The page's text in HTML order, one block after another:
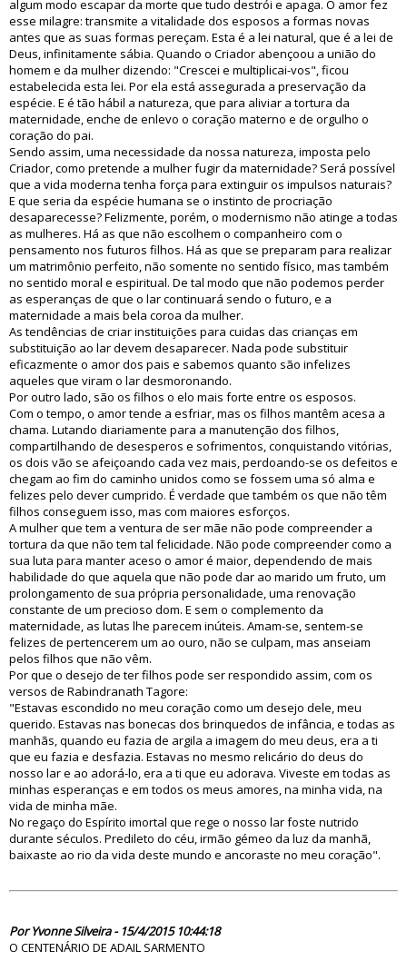
algum modo escapar da morte que tudo destrói e apaga. O amor fez
esse milagre: transmite a vitalidade dos esposos a formas novas
antes que as suas formas pereçam. Esta é a lei natural, que é a lei de
Deus, infinitamente sábia. Quando o Criador abençoou a união do
homem e da mulher dizendo: "Crescei e multiplicai-vos", ficou
estabelecida esta lei. Por ela está assegurada a preservação da
espécie. E é tão hábil a natureza, que para aliviar a tortura da
maternidade, enche de enlevo o coração materno e de orgulho o
coração do pai.
Sendo assim, uma necessidade da nossa natureza, imposta pelo
Criador, como pretende a mulher fugir da maternidade? Será possível
que a vida moderna tenha força para extinguir os impulsos naturais?
E que seria da espécie humana se o instinto de procriação
desaparecesse? Felizmente, porém, o modernismo não atinge a todas
as mulheres. Há as que não escolhem o companheiro com o
pensamento nos futuros filhos. Há as que se preparam para realizar
um matrimônio perfeito, não somente no sentido físico, mas também
no sentido moral e espiritual. De tal modo que não podemos perder
as esperanças de que o lar continuará sendo o futuro, e a
maternidade a mais bela coroa da mulher.
As tendências de criar instituições para cuidas das crianças em
substituição ao lar devem desaparecer. Nada pode substituir
eficazmente o amor dos pais e sabemos quanto são infelizes
aqueles que viram o lar desmoronando.
Por outro lado, são os filhos o elo mais forte entre os esposos.
Com o tempo, o amor tende a esfriar, mas os filhos mantêm acesa a
chama. Lutando diariamente para a manutenção dos filhos,
compartilhando de desesperos e sofrimentos, conquistando vitórias,
os dois vão se afeiçoando cada vez mais, perdoando-se os defeitos e
chegam ao fim do caminho unidos como se fossem uma só alma e
felizes pelo dever cumprido. É verdade que também os que não têm
filhos conseguem isso, mas com maiores esforços.
A mulher que tem a ventura de ser mãe não pode compreender a
tortura da que não tem tal felicidade. Não pode compreender como a
sua luta para manter aceso o amor é maior, dependendo de mais
habilidade do que aquela que não pode dar ao marido um fruto, um
prolongamento de sua própria personalidade, uma renovação
constante de um precioso dom. E sem o complemento da
maternidade, as lutas lhe parecem inúteis. Amam-se, sentem-se
felizes de pertencerem um ao ouro, não se culpam, mas anseiam
pelos filhos que não vêm.
Por que o desejo de ter filhos pode ser respondido assim, com os
versos de Rabindranath Tagore:
"Estavas escondido no meu coração como um desejo dele, meu
querido. Estavas nas bonecas dos brinquedos de infância, e todas as
manhãs, quando eu fazia de argila a imagem do meu deus, era a ti
que eu fazia e desfazia. Estavas no mesmo relicário do deus do
nosso lar e ao adorá-lo, era a ti que eu adorava. Viveste em todas as
minhas esperanças e em todos os meus amores, na minha vida, na
vida de minha mãe.
No regaço do Espírito imortal que rege o nosso lar foste nutrido
durante séculos. Predileto do céu, irmão gémeo da luz da manhã,
baixaste ao rio da vida deste mundo e ancoraste no meu coração".
Por Yvonne Silveira - 15/4/2015 10:44:18
O CENTENÁRIO DE ADAIL SARMENTO